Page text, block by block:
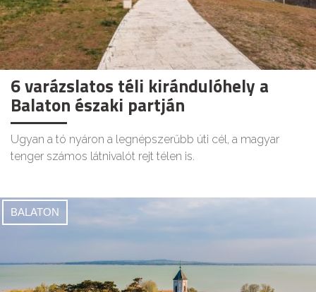
6 varázslatos téli kirándulóhely a
Balaton északi partján
Ugyan a tó nyáron a legnépszerűbb úti cél, a magyar
tenger számos látnivalót rejt télen is.
BALATON